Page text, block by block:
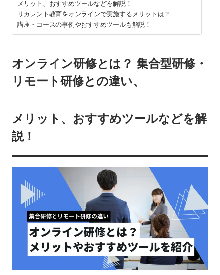
メリット、おすすめツールなどを解説！
リカレント教育をオンラインで実施するメリットは？
講座・コースの事例やおすすめツールも解説！
オンライン研修とは？ 集合型研修・
リモート研修との違い、
メリット、おすすめツールなどを解
説！